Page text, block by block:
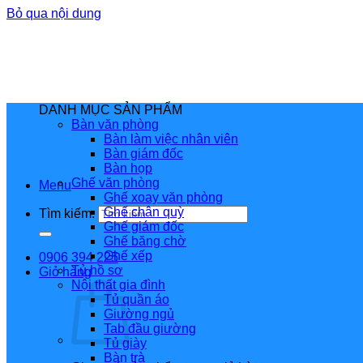
Bỏ qua nội dung
Menu
Tìm kiếm:
0906 394 225
Giỏ hàng
DANH MỤC SẢN PHẨM
Bàn văn phòng
Bàn làm việc nhân viên
Bàn giám đốc
Bàn họp
Ghế văn phòng
Ghế xoay văn phòng
Ghế chân quỳ
Ghế giám đốc
Ghế băng chờ
Ghế xếp
Tủ hồ sơ
Nội thất gia đình
Tủ quần áo
Giường ngủ
Tab đầu giường
Tủ giày
Bàn trà